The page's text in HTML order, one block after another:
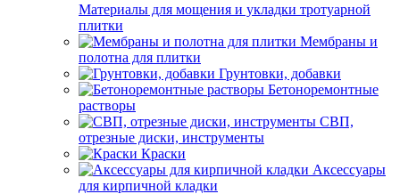
Материалы для мощения и укладки тротуарной
плитки
Мембраны и
полотна для плитки
Грунтовки, добавки
Бетоноремонтные
растворы
СВП,
отрезные диски, инструменты
Краски
Аксессуары
для кирпичной кладки